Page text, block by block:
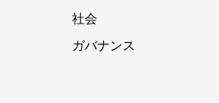
社会
ガバナンス